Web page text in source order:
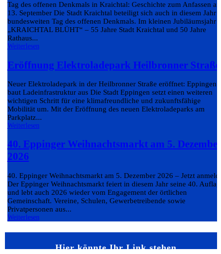
Tag des offenen Denkmals in Kraichtal: Geschichte zum Anfassen
13. September Die Stadt Kraichtal beteiligt sich auch in diesem Jahr
bundesweiten Tag des offenen Denkmals. Im kleinen Jubiläumsjahr
„KRAICHTAL BLÜHT“ – 55 Jahre Stadt Kraichtal und 50 Jahre
Rathaus...
Weiterlesen
Eröffnung Elektroladepark Heilbronner Straße
Neuer Elektroladepark in der Heilbronner Straße eröffnet: Eppingen
baut Ladeinfrastruktur aus Die Stadt Eppingen setzt einen weiteren
wichtigen Schritt für eine klimafreundliche und zukunftsfähige
Mobilität um. Mit der Eröffnung des neuen Elektroladeparks am
Parkplatz...
Weiterlesen
40. Eppinger Weihnachtsmarkt am 5.
2026
40. Eppinger Weihnachtsmarkt am 5. Dezember 2026 – Jetzt
Der Eppinger Weihnachtsmarkt feiert in diesem Jahr seine 40.
und lebt auch 2026 wieder vom Engagement der örtlichen
Gemeinschaft. Vereine, Schulen, Gewerbetreibende sowie
Privatpersonen aus...
Weiterlesen
Hier könnte Ihr Link stehen